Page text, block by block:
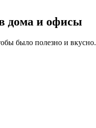
дома и офисы
было полезно и вкусно.